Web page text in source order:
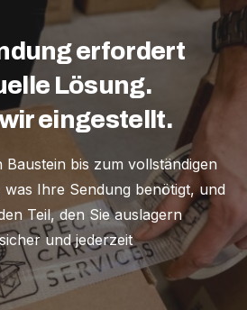
erfordert
Lösung.
eingestellt.
Baustein bis zum vollständigen
Ihre Sendung benötigt, und
Teil, den Sie auslagern
und jederzeit